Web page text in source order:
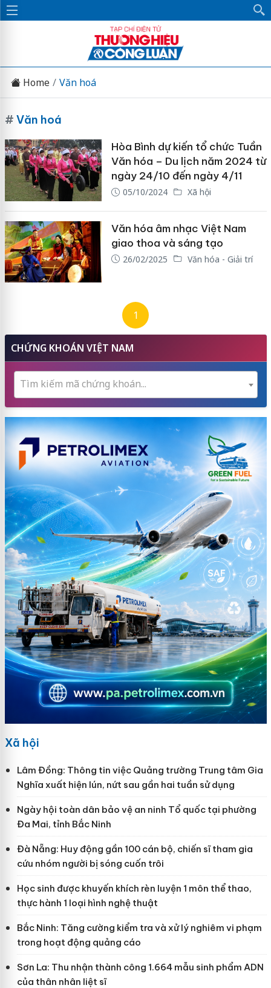
Home Văn hoá
# Văn hoá
Hòa Bình dự kiến tổ chức Tuần
Văn hóa – Du lịch năm 2024 từ
ngày 24/10 đến ngày 4/11
05/10/2024 Xã hội
Văn hóa âm nhạc Việt Nam
giao thoa và sáng tạo
26/02/2025 Văn hóa - Giải trí
1
CHỨNG KHOÁN VIỆT NAM
Tìm kiếm mã chứng khoán...
Xã hội
Lâm Đồng: Thông tin việc Quảng trường Trung tâm Gia
Nghĩa xuất hiện lún, nứt sau gần hai tuần sử dụng
Ngày hội toàn dân bảo vệ an ninh Tổ quốc tại phường
Đa Mai, tỉnh Bắc Ninh
Đà Nẵng: Huy động gần 100 cán bộ, chiến sĩ tham gia
cứu nhóm người bị sóng cuốn trôi
Học sinh được khuyến khích rèn luyện 1 môn thể thao,
thực hành 1 loại hình nghệ thuật
Bắc Ninh: Tăng cường kiểm tra và xử lý nghiêm vi phạm
trong hoạt động quảng cáo
Sơn La: Thu nhận thành công 1.664 mẫu sinh phẩm ADN
của thân nhân liệt sĩ